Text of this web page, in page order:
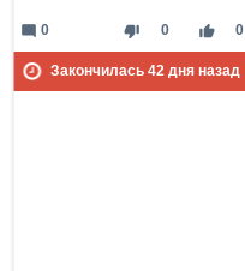
thumb_down 0 thumb_up 0
mode_comment 0
Закончилась 42дня назад